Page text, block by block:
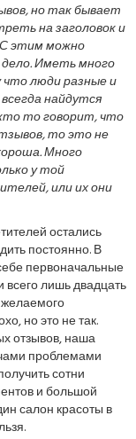
но так бывает
на заголовок и
С этим можно
Иметь много
люди разные и
найдутся
то говорит, что
то это не
Много
у той
или их они
остались
постоянно. В
первоначальные
лишь двадцать
желаемого
но это не так.
отзывов, наша
проблемами
сотни
и большой
салон красоты в